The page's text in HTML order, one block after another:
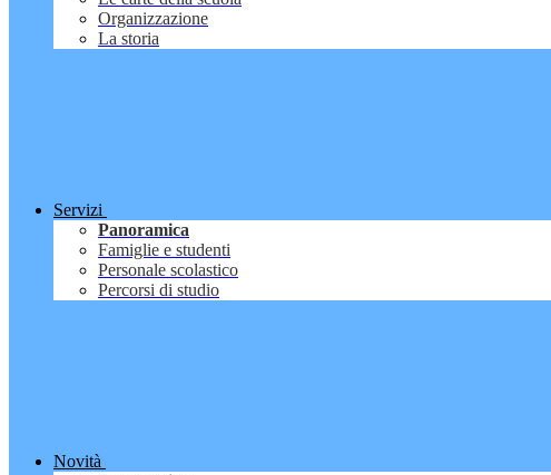
Organizzazione
La storia
Servizi
Panoramica
Famiglie e studenti
Personale scolastico
Percorsi di studio
Novità